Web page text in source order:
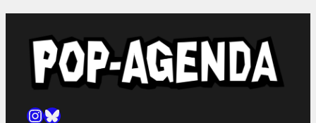
Instagram
Bluesky